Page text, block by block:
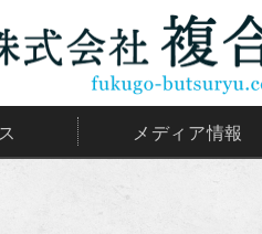
メディア情報